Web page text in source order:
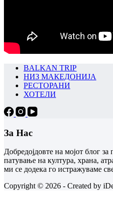
BALKAN TRIP
НИЗ МАКЕДОНИЈА
РЕСТОРАНИ
ХОТЕЛИ
За Нас
Добредојдовте на мојот блог
патување на култура, храна,
ми се додека го истражуваме
Copyright © 2026 - Created by